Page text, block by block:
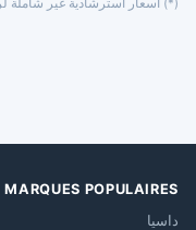
(*) أسعار استرشادية غير شاملة
MARQUES POPULAIRES
داسيا